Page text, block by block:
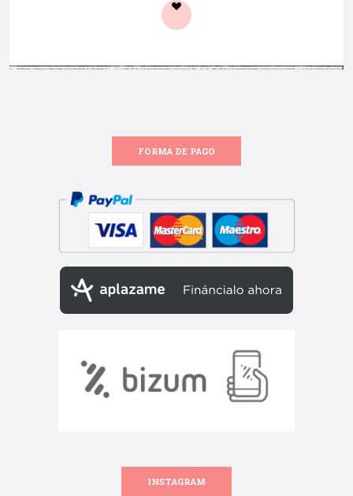
FORMA DE PAGO
INSTAGRAM